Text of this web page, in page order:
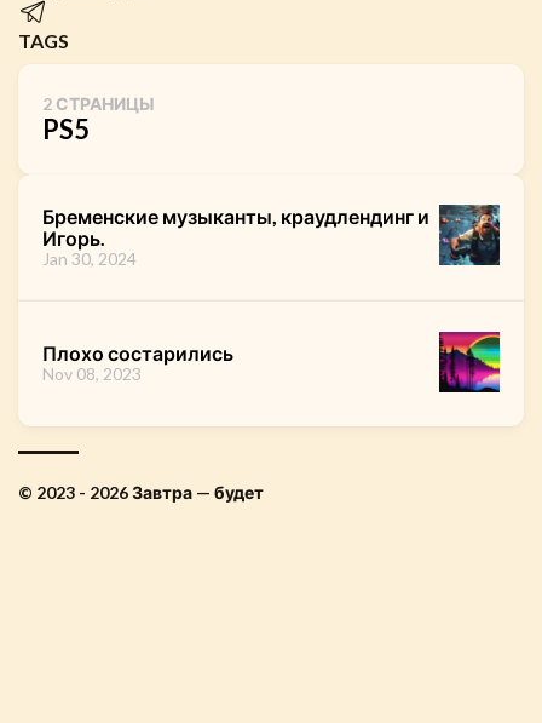
TAGS
2 СТРАНИЦЫ
PS5
Бременские музыканты, краудлендинг и
Игорь.
Jan 30, 2024
Плохо состарились
Nov 08, 2023
© 2023 - 2026 Завтра — будет